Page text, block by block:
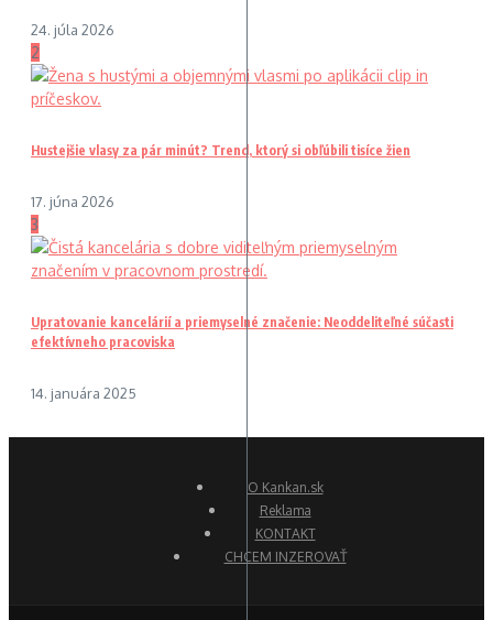
24. júla 2026
2
Hustejšie vlasy za pár minút? Trend, ktorý si obľúbili tisíce žien
17. júna 2026
3
Upratovanie kancelárií a priemyselné značenie: Neoddeliteľné súčasti
efektívneho pracoviska
14. januára 2025
O Kankan.sk
Reklama
KONTAKT
CHCEM INZEROVAŤ